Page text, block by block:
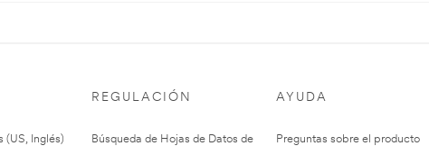
(US, Inglés)
REGULACIÓN
Búsqueda de Hojas de Datos de
AYUDA
Preguntas sobre el producto